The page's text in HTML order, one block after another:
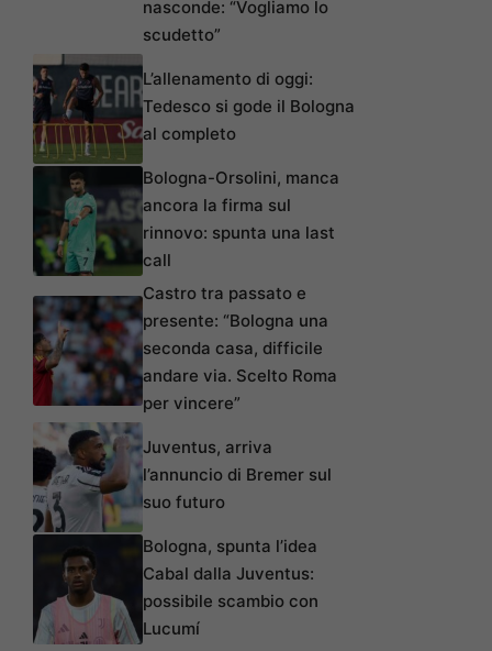
nasconde: “Vogliamo lo
scudetto”
L’allenamento di oggi:
Tedesco si gode il Bologna
al completo
Bologna-Orsolini, manca
ancora la firma sul
rinnovo: spunta una last
call
Castro tra passato e
presente: “Bologna una
seconda casa, difficile
andare via. Scelto Roma
per vincere”
Juventus, arriva
l’annuncio di Bremer sul
suo futuro
Bologna, spunta l’idea
Cabal dalla Juventus:
possibile scambio con
Lucumí